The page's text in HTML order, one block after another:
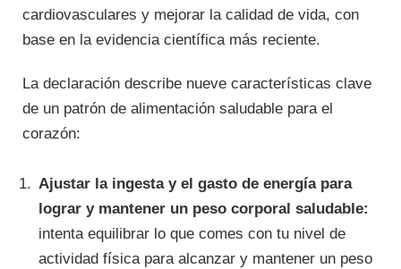
cardiovasculares y mejorar la calidad de vida, con
base en la evidencia científica más reciente.
La declaración describe nueve características clave
de un patrón de alimentación saludable para el
corazón:
Ajustar la ingesta y el gasto de energía para
lograr y mantener un peso corporal saludable:
intenta equilibrar lo que comes con tu nivel de
actividad física para alcanzar y mantener un peso